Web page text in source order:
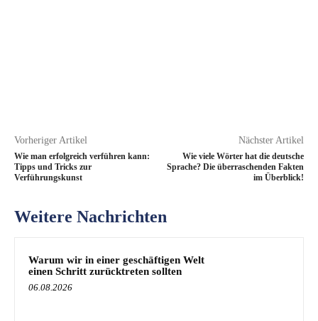
Vorheriger Artikel
Wie man erfolgreich verführen kann:
Tipps und Tricks zur
Verführungskunst
Nächster Artikel
Wie viele Wörter hat die deutsche
Sprache? Die überraschenden Fakten
im Überblick!
Weitere Nachrichten
Warum wir in einer geschäftigen Welt
einen Schritt zurücktreten sollten
06.08.2026